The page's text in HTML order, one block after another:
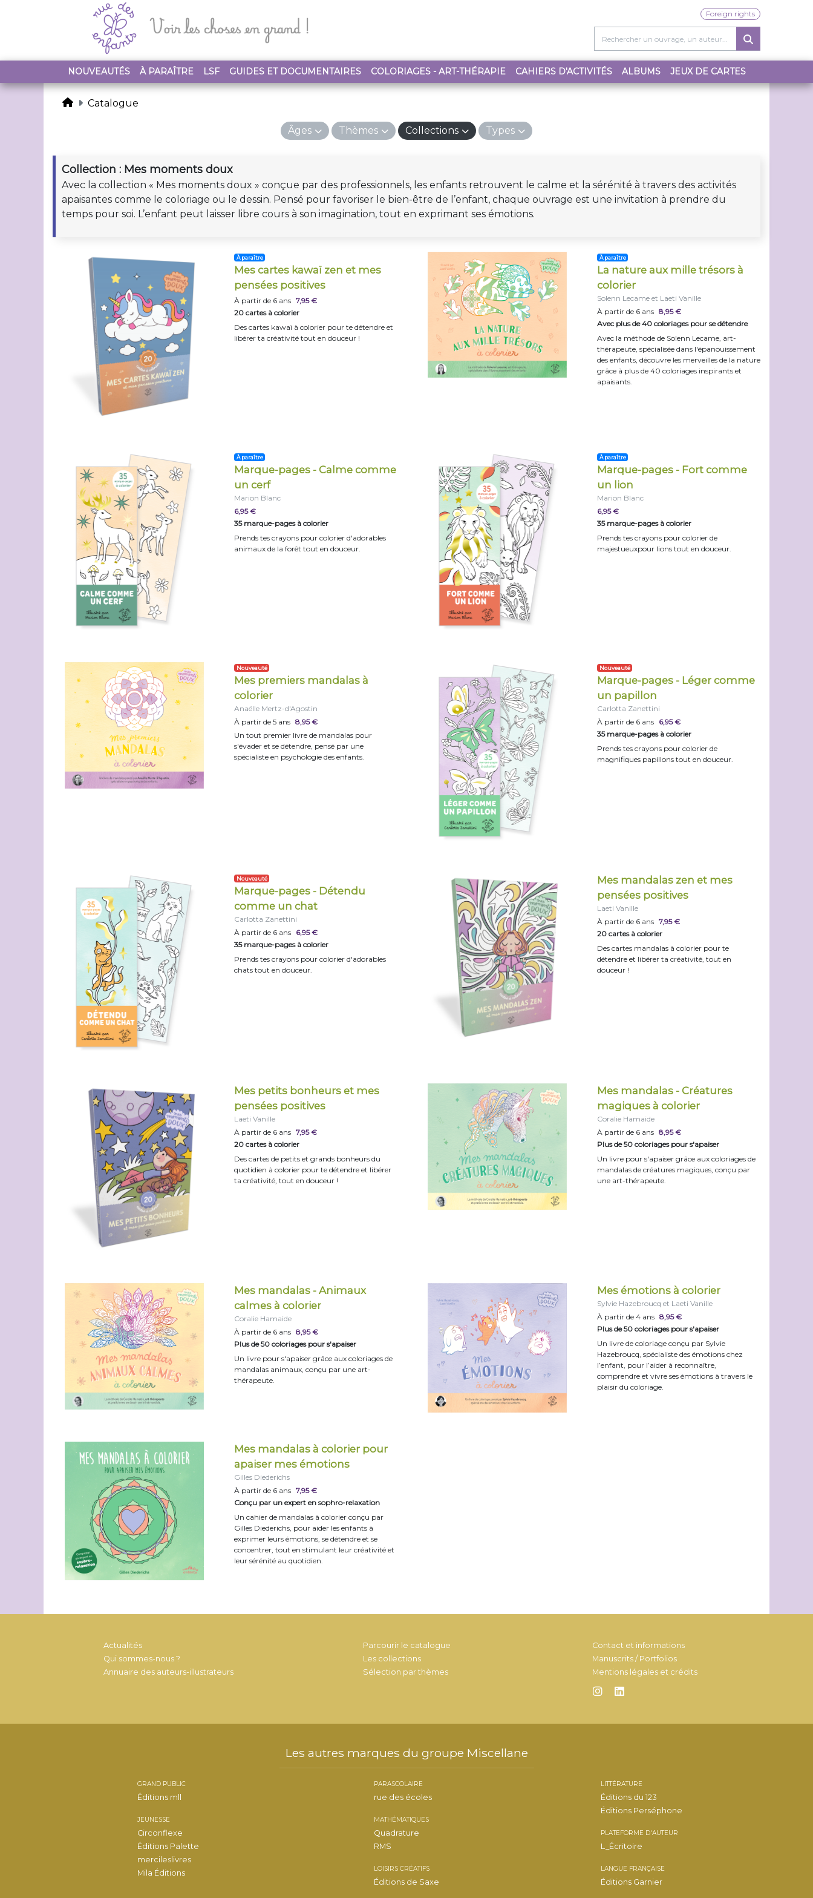
Foreign rights
NOUVEAUTÉS À PARAÎTRE LSF GUIDES ET DOCUMENTAIRES COLORIAGES - ART-THÉRAPIE CAHIERS D'ACTIVITÉS ALBUMS JEUX DE CARTES
Catalogue
Âges Thèmes Collections Types
Collection : Mes moments doux
Avec la collection « Mes moments doux » conçue par des professionnels, les enfants retrouvent le calme et la sérénité à travers des activités
apaisantes comme le coloriage ou le dessin. Pensé pour favoriser le bien-être de l’enfant, chaque ouvrage est une invitation à prendre du
temps pour soi. L’enfant peut laisser libre cours à son imagination, tout en exprimant ses émotions.
À paraître
Mes cartes kawaï zen et mes
pensées positives
À partir de 6 ans 7,95 €
20 cartes à colorier
Des cartes kawaï à colorier pour te détendre et
libérer ta créativité tout en douceur !
À paraître
La nature aux mille trésors à
colorier
Solenn Lecame et Laeti Vanille
À partir de 6 ans 8,95 €
Avec plus de 40 coloriages pour se détendre
Avec la méthode de Solenn Lecame, art-
thérapeute, spécialisée dans l'épanouissement
des enfants, découvre les merveilles de la nature
grâce à plus de 40 coloriages inspirants et
apaisants.
À paraître
Marque-pages - Calme comme
un cerf
Marion Blanc
6,95 €
35 marque-pages à colorier
Prends tes crayons pour colorier d'adorables
animaux de la forêt tout en douceur.
À paraître
Marque-pages - Fort comme
un lion
Marion Blanc
6,95 €
35 marque-pages à colorier
Prends tes crayons pour colorier de
majestueuxpour lions tout en douceur.
Nouveauté
Mes premiers mandalas à
colorier
Anaëlle Mertz-d'Agostin
À partir de 5 ans 8,95 €
Un tout premier livre de mandalas pour
s'évader et se détendre, pensé par une
spécialiste en psychologie des enfants.
Nouveauté
Marque-pages - Léger comme
un papillon
Carlotta Zanettini
À partir de 6 ans 6,95 €
35 marque-pages à colorier
Prends tes crayons pour colorier de
magnifiques papillons tout en douceur.
Nouveauté
Marque-pages - Détendu
comme un chat
Carlotta Zanettini
À partir de 6 ans 6,95 €
35 marque-pages à colorier
Prends tes crayons pour colorier d'adorables
chats tout en douceur.
Mes mandalas zen et mes
pensées positives
Laeti Vanille
À partir de 6 ans 7,95 €
20 cartes à colorier
Des cartes mandalas à colorier pour te
détendre et libérer ta créativité, tout en
douceur !
Mes petits bonheurs et mes
pensées positives
Laeti Vanille
À partir de 6 ans 7,95 €
20 cartes à colorier
Des cartes de petits et grands bonheurs du
quotidien à colorier pour te détendre et libérer
ta créativité, tout en douceur !
Mes mandalas - Créatures
magiques à colorier
Coralie Hamaide
À partir de 6 ans 8,95 €
Plus de 50 coloriages pour s'apaiser
Un livre pour s'apaiser grâce aux coloriages de
mandalas de créatures magiques, conçu par
une art-thérapeute.
Mes mandalas - Animaux
calmes à colorier
Coralie Hamaide
À partir de 6 ans 8,95 €
Plus de 50 coloriages pour s'apaiser
Un livre pour s'apaiser grâce aux coloriages de
mandalas animaux, conçu par une art-
thérapeute.
Mes émotions à colorier
Sylvie Hazebroucq et Laeti Vanille
À partir de 4 ans 8,95 €
Plus de 50 coloriages pour s'apaiser
Un livre de coloriage conçu par Sylvie
Hazebroucq, spécialiste des émotions chez
l’enfant, pour l’aider à reconnaître,
comprendre et vivre ses émotions à travers le
plaisir du coloriage.
Mes mandalas à colorier pour
apaiser mes émotions
Gilles Diederichs
À partir de 6 ans 7,95 €
Conçu par un expert en sophro-relaxation
Un cahier de mandalas à colorier conçu par
Gilles Diederichs, pour aider les enfants à
exprimer leurs émotions, se détendre et se
concentrer, tout en stimulant leur créativité et
leur sérénité au quotidien.
Actualités
Qui sommes-nous ?
Annuaire des auteurs-illustrateurs
Parcourir le catalogue
Les collections
Sélection par thèmes
Contact et informations
Manuscrits / Portfolios
Mentions légales et crédits
Les autres marques du groupe Miscellane
GRAND PUBLIC
Éditions mll
JEUNESSE
Circonflexe
Éditions Palette
mercileslivres
Mila Éditions
PARASCOLAIRE
rue des écoles
MATHÉMATIQUES
Quadrature
RMS
LOISIRS CRÉATIFS
Éditions de Saxe
LITTÉRATURE
Éditions du 123
Éditions Perséphone
PLATEFORME D'AUTEUR
L_Écritoire
LANGUE FRANÇAISE
Éditions Garnier